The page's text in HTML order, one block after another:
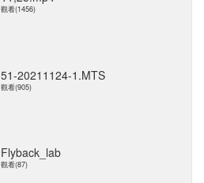
觀看(1456)
51-20211124-1.MTS
觀看(905)
Flyback_lab
觀看(87)